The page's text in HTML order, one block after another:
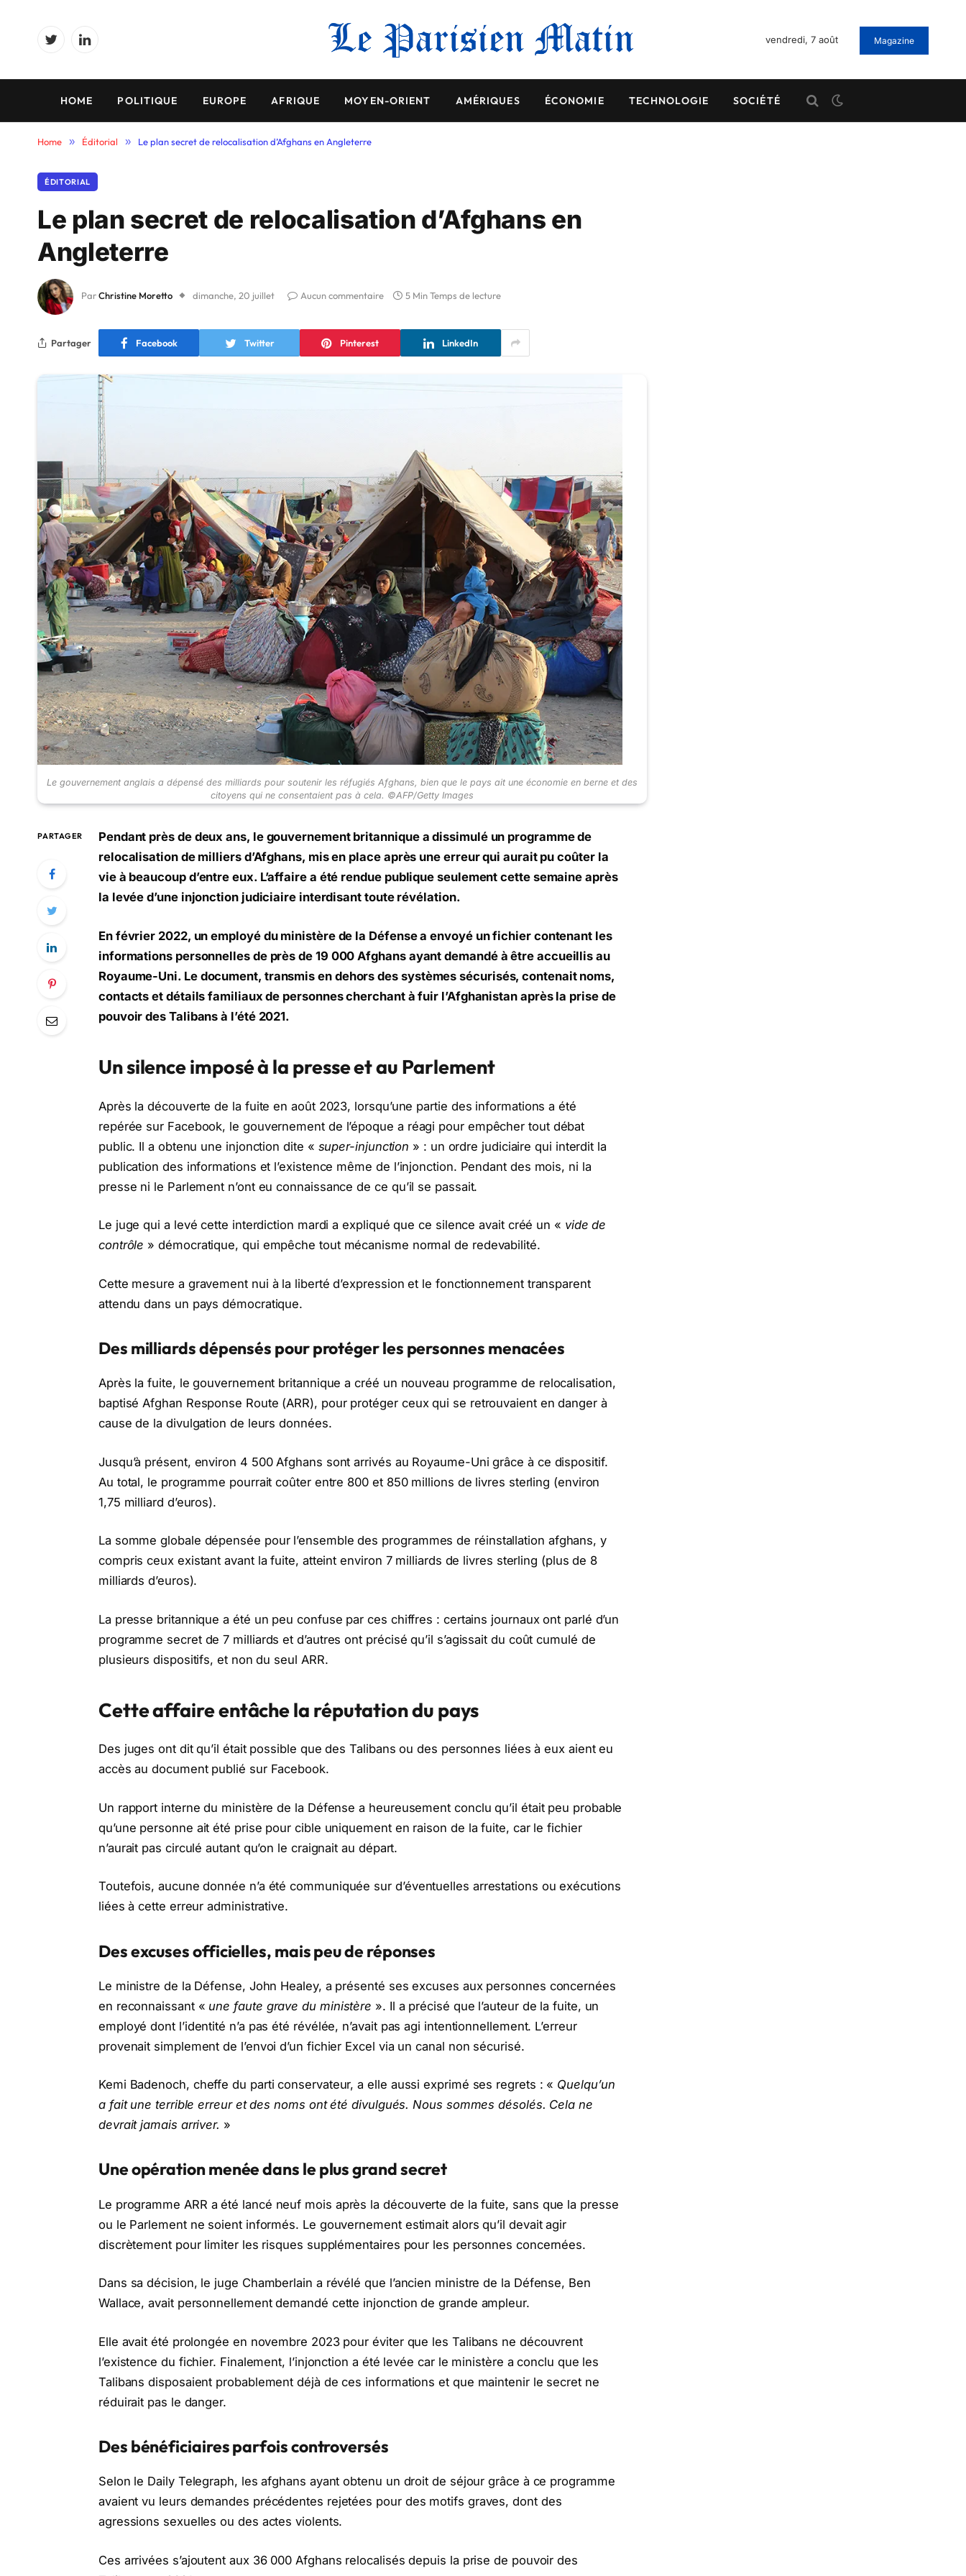
TwitterLinkedIn
vendredi, 7 août Magazine
HOME POLITIQUE EUROPE AFRIQUE MOYEN-ORIENT AMÉRIQUES ÉCONOMIE TECHNOLOGIE SOCIÉTÉ
Home » Éditorial » Le plan secret de relocalisation d’Afghans en Angleterre
ÉDITORIAL
Le plan secret de relocalisation d’Afghans en
Angleterre
ParChristine Moretto dimanche, 20 juillet Aucun commentaire 5 Min Temps de lecture
Partager Facebook Twitter Pinterest LinkedIn
Le gouvernement anglais a dépensé des milliards pour soutenir les réfugiés Afghans, bien que le pays ait une économie en berne et des
citoyens qui ne consentaient pas à cela. ©AFP/Getty Images
PARTAGER
Pendant près de deux ans, le gouvernement britannique a dissimulé un programme de
relocalisation de milliers d’Afghans, mis en place après une erreur qui aurait pu coûter la
vie à beaucoup d’entre eux. L’affaire a été rendue publique seulement cette semaine après
la levée d’une injonction judiciaire interdisant toute révélation.
En février 2022, un employé du ministère de la Défense a envoyé un fichier contenant les
informations personnelles de près de 19 000 Afghans ayant demandé à être accueillis au
Royaume-Uni. Le document, transmis en dehors des systèmes sécurisés, contenait noms,
contacts et détails familiaux de personnes cherchant à fuir l’Afghanistan après la prise de
pouvoir des Talibans à l’été 2021.
Un silence imposé à la presse et au Parlement
Après la découverte de la fuite en août 2023, lorsqu’une partie des informations a été
repérée sur Facebook, le gouvernement de l’époque a réagi pour empêcher tout débat
public. Il a obtenu une injonction dite « super-injunction » : un ordre judiciaire qui interdit la
publication des informations et l’existence même de l’injonction. Pendant des mois, ni la
presse ni le Parlement n’ont eu connaissance de ce qu’il se passait.
Le juge qui a levé cette interdiction mardi a expliqué que ce silence avait créé un « vide de
contrôle » démocratique, qui empêche tout mécanisme normal de redevabilité.
Cette mesure a gravement nui à la liberté d’expression et le fonctionnement transparent
attendu dans un pays démocratique.
Des milliards dépensés pour protéger les personnes menacées
Après la fuite, le gouvernement britannique a créé un nouveau programme de relocalisation,
baptisé Afghan Response Route (ARR), pour protéger ceux qui se retrouvaient en danger à
cause de la divulgation de leurs données.
Jusqu’à présent, environ 4 500 Afghans sont arrivés au Royaume-Uni grâce à ce dispositif.
Au total, le programme pourrait coûter entre 800 et 850 millions de livres sterling (environ
1,75 milliard d’euros).
La somme globale dépensée pour l’ensemble des programmes de réinstallation afghans, y
compris ceux existant avant la fuite, atteint environ 7 milliards de livres sterling (plus de 8
milliards d’euros).
La presse britannique a été un peu confuse par ces chiffres : certains journaux ont parlé d’un
programme secret de 7 milliards et d’autres ont précisé qu’il s’agissait du coût cumulé de
plusieurs dispositifs, et non du seul ARR.
Cette affaire entâche la réputation du pays
Des juges ont dit qu’il était possible que des Talibans ou des personnes liées à eux aient eu
accès au document publié sur Facebook.
Un rapport interne du ministère de la Défense a heureusement conclu qu’il était peu probable
qu’une personne ait été prise pour cible uniquement en raison de la fuite, car le fichier
n’aurait pas circulé autant qu’on le craignait au départ.
Toutefois, aucune donnée n’a été communiquée sur d’éventuelles arrestations ou exécutions
liées à cette erreur administrative.
Des excuses officielles, mais peu de réponses
Le ministre de la Défense, John Healey, a présenté ses excuses aux personnes concernées
en reconnaissant « une faute grave du ministère ». Il a précisé que l’auteur de la fuite, un
employé dont l’identité n’a pas été révélée, n’avait pas agi intentionnellement. L’erreur
provenait simplement de l’envoi d’un fichier Excel via un canal non sécurisé.
Kemi Badenoch, cheffe du parti conservateur, a elle aussi exprimé ses regrets : « Quelqu’un
a fait une terrible erreur et des noms ont été divulgués. Nous sommes désolés. Cela ne
devrait jamais arriver. »
Une opération menée dans le plus grand secret
Le programme ARR a été lancé neuf mois après la découverte de la fuite, sans que la presse
ou le Parlement ne soient informés. Le gouvernement estimait alors qu’il devait agir
discrètement pour limiter les risques supplémentaires pour les personnes concernées.
Dans sa décision, le juge Chamberlain a révélé que l’ancien ministre de la Défense, Ben
Wallace, avait personnellement demandé cette injonction de grande ampleur.
Elle avait été prolongée en novembre 2023 pour éviter que les Talibans ne découvrent
l’existence du fichier. Finalement, l’injonction a été levée car le ministère a conclu que les
Talibans disposaient probablement déjà de ces informations et que maintenir le secret ne
réduirait pas le danger.
Des bénéficiaires parfois controversés
Selon le Daily Telegraph, les afghans ayant obtenu un droit de séjour grâce à ce programme
avaient vu leurs demandes précédentes rejetées pour des motifs graves, dont des
agressions sexuelles ou des actes violents.
Ces arrivées s’ajoutent aux 36 000 Afghans relocalisés depuis la prise de pouvoir des